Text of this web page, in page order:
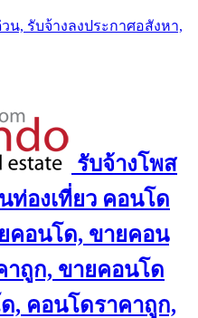
, รับจ้างลงประกาศอสังหา,
รับจ้างโพส
ท่องเที่ยว คอนโด
คอนโด, ขายคอน
าถูก, ขายคอนโด
, คอนโดราคาถูก,